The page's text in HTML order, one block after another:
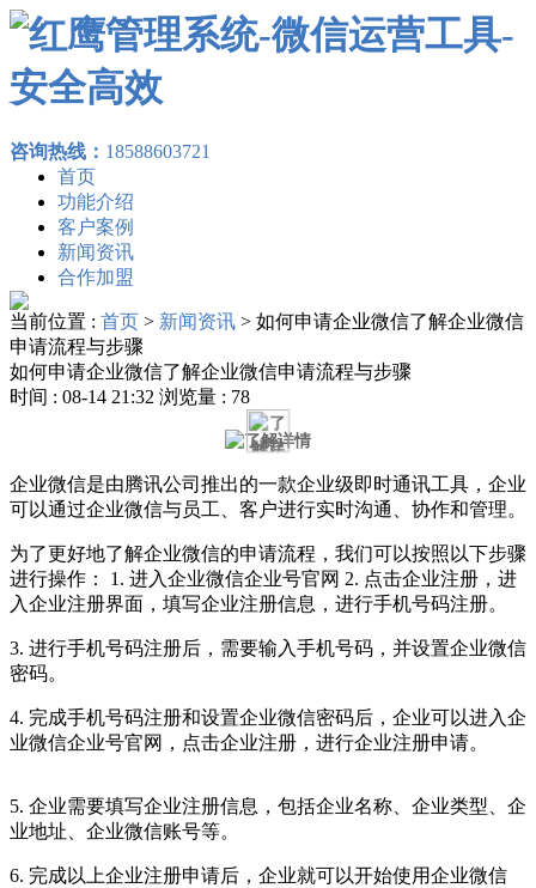
咨询热线： 18588603721
首页
功能介绍
客户案例
新闻资讯
合作加盟
当前位置 : 首页 > 新闻资讯 > 如何申请企业微信了解企业微信
申请流程与步骤
如何申请企业微信了解企业微信申请流程与步骤
时间 : 08-14 21:32 浏览量 : 78
企业微信是由腾讯公司推出的一款企业级即时通讯工具，企业
可以通过企业微信与员工、客户进行实时沟通、协作和管理。
为了更好地了解企业微信的申请流程，我们可以按照以下步骤
进行操作： 1. 进入企业微信企业号官网 2. 点击企业注册，进
入企业注册界面，填写企业注册信息，进行手机号码注册。
3. 进行手机号码注册后，需要输入手机号码，并设置企业微信
密码。
4. 完成手机号码注册和设置企业微信密码后，企业可以进入企
业微信企业号官网，点击企业注册，进行企业注册申请。
5. 企业需要填写企业注册信息，包括企业名称、企业类型、企
业地址、企业微信账号等。
6. 完成以上企业注册申请后，企业就可以开始使用企业微信